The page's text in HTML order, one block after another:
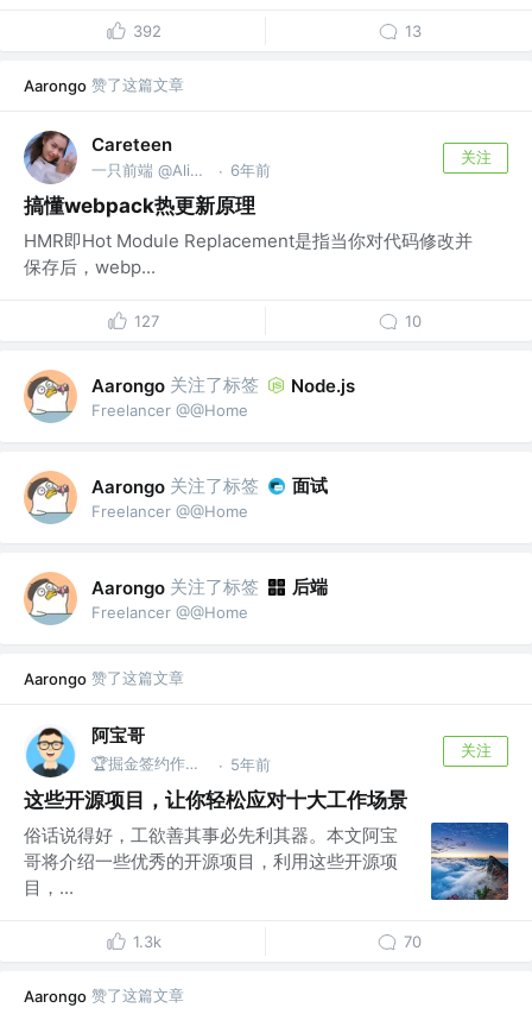
392 13
Aarongo 赞了这篇文章
Careteen
一只前端 @Alipay · 6年前
关注
搞懂webpack热更新原理
HMR即Hot Module Replacement是指当你对代码修改并
保存后，webp...
127 10
Aarongo 关注了标签 Node.js
Freelancer @@Home
Aarongo 关注了标签 面试
Freelancer @@Home
Aarongo 关注了标签 后端
Freelancer @@Home
Aarongo 赞了这篇文章
阿宝哥
🏆掘金签约作者 | 公众号@全栈修仙之路 · 5年前
关注
这些开源项目，让你轻松应对十大工作场景
俗话说得好，工欲善其事必先利其器。本文阿宝
哥将介绍一些优秀的开源项目，利用这些开源项
目，...
1.3k 70
Aarongo 赞了这篇文章